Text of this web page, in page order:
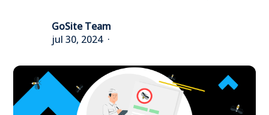
GoSite Team
jul 30, 2024